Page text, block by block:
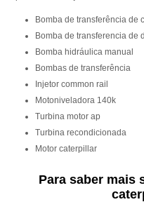
bomba de transferência de
bomba de transferencia de
bomba hidráulica manual
bombas de transferência
injetor common rail
motoniveladora 140k
turbina motor ap
turbina recondicionada
motor caterpillar
Para saber mais